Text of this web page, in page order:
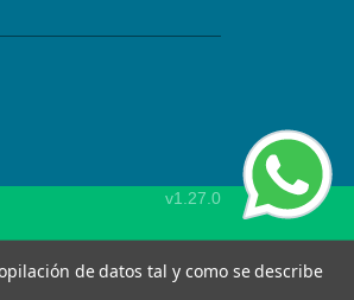
v1.27.0
de datos tal y como se describe